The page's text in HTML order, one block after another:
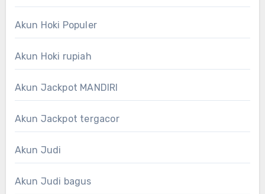
Akun Hoki Populer
Akun Hoki rupiah
Akun Jackpot MANDIRI
Akun Jackpot tergacor
Akun Judi
Akun Judi bagus